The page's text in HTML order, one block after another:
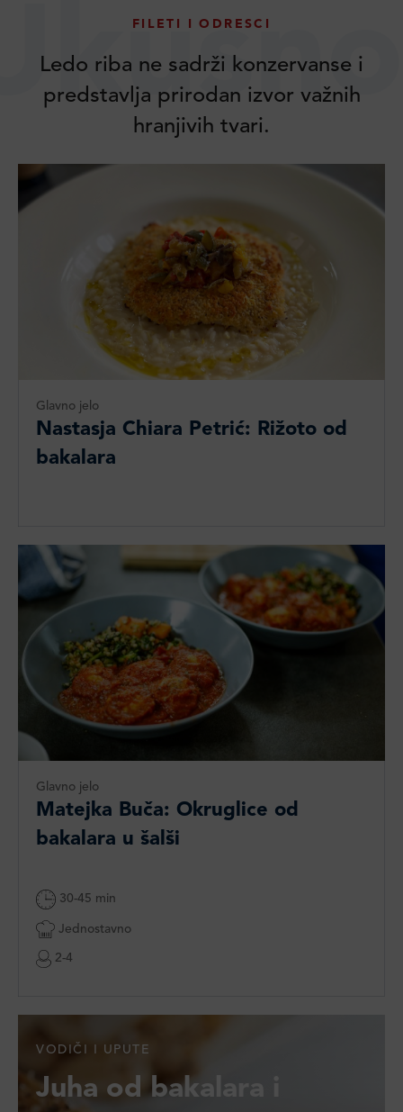
FILETI I ODRESCI
Ledo riba ne sadrži konzervanse i
predstavlja prirodan izvor važnih
hranjivih tvari.
Glavno jelo
Nastasja Chiara Petrić: Rižoto od
bakalara
Glavno jelo
Matejka Buča: Okruglice od
bakalara u šalši
30-45 min
Jednostavno
2-4
VODIČI I UPUTE
Juha od bakalara i